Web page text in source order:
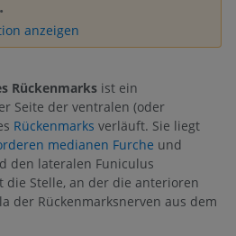
anzeigen
Rückenmarks ist ein
Seite der ventralen (oder
Rückenmarks verläuft. Sie liegt
medianen Furche und
den lateralen Funiculus
die Stelle, an der die anterioren
der Rückenmarksnerven aus dem